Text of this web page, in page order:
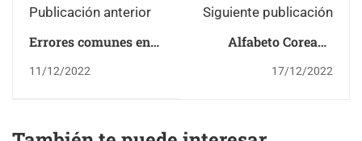
Publicación anterior
Errores comunes en
11/12/2022
Siguiente publicación
Alfabeto Coreano
17/12/2022